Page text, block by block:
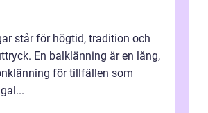
står för högtid, tradition och
En balklänning är en lång,
för tillfällen som